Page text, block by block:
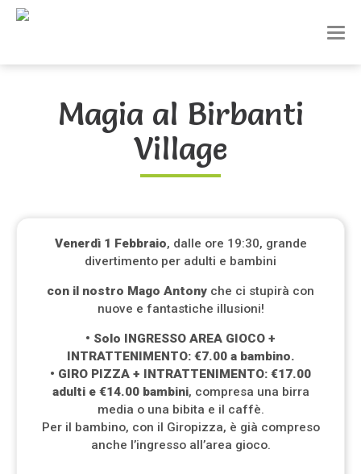
T
g
Magia al Birbanti
Village
Venerdì 1 Febbraio, dalle ore 19:30, grande
divertimento per adulti e bambini
con il nostro Mago Antony che ci stupirà con
nuove e fantastiche illusioni!
• Solo INGRESSO AREA GIOCO +
INTRATTENIMENTO: €7.00 a bambino.
• GIRO PIZZA + INTRATTENIMENTO: €17.00
adulti e €14.00 bambini, compresa una birra
media o una bibita e il caffè.
Per il bambino, con il Giropizza, è già compreso
anche l’ingresso all’area gioco.